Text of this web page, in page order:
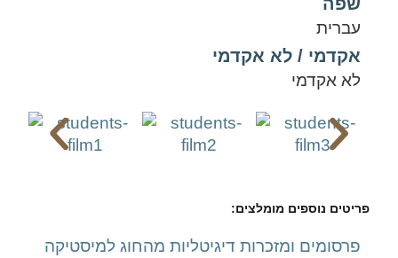
עברית
אקדמי / לא אקדמי
לא אקדמי
פריטים נוספים מומלצים:
פרסומים ומזכרות דיגיטליות מהחוג למיסטיקה